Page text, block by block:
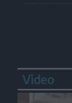
Video